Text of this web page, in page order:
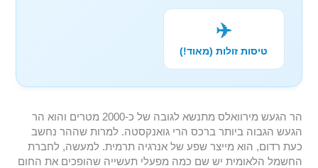
✈️
טיסות זולות (מאוד!)
הר הגעש מירוואלס מתנשא לגובה של כ-2000 מטרים והוא הר
הגעש הגבוה ביותר ברכס הרי גואנקסטה. למרות שההר נחשב
כעת רדום, הוא מייצר שפע של אנרגיה תרמית. למעשה, לחברת
החשמל הלאומית יש שם כמה מפעלי תעשייה שהופכים את החום